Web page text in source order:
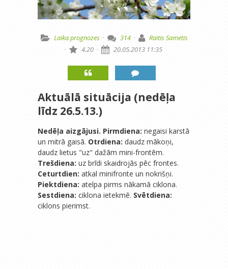
Laika prognozes · 314 ·
Raitis Sametis
·
4.20 · 20.05.2013 11:35
Aktuālā situācija (nedēļa
līdz 26.5.13.)
Nedēļa aizgājusi. Pirmdiena: negaisi karstā
un mitrā gaisā. Otrdiena: daudz mākoņi,
daudz lietus "uz" dažām mini-frontēm.
Trešdiena: uz brīdi skaidrojās pēc frontes.
Ceturtdien: atkal minifronte un nokrišņi.
Piektdiena: atelpa pirms nākamā ciklona.
Sestdiena: ciklona ietekmē. Svētdiena:
ciklons pierimst.